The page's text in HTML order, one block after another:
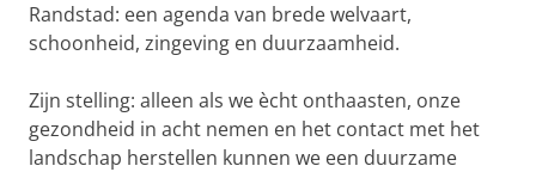
Randstad: een agenda van brede welvaart,
schoonheid, zingeving en duurzaamheid.
Zijn stelling: alleen als we ècht onthaasten, onze
gezondheid in acht nemen en het contact met het
landschap herstellen kunnen we een duurzame